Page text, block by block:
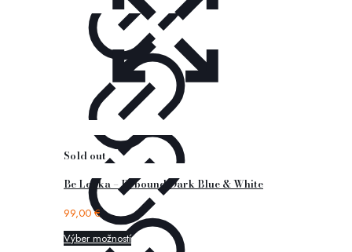
Sold out
Be Lenka – Rebound Dark Blue & White
99,00€
Výber možností